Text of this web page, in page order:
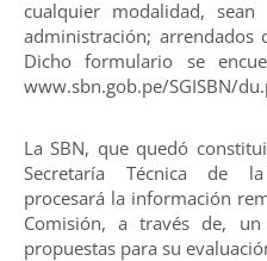
cualquier modalidad,
administración;
Dicho formulario se
www.sbn.gob.pe/SGISBN/
La SBN, que quedó
Secretaría Técnica de
procesará la información
Comisión, a través de,
propuestas para su